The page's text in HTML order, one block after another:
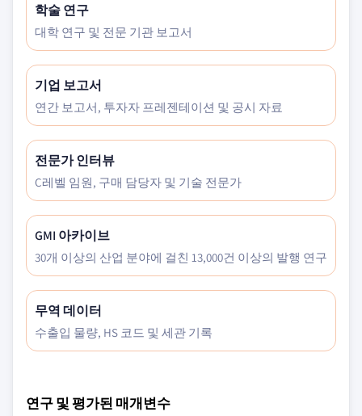
학술 연구
대학 연구 및 전문 기관 보고서
기업 보고서
연간 보고서, 투자자 프레젠테이션 및 공시 자료
전문가 인터뷰
C레벨 임원, 구매 담당자 및 기술 전문가
GMI 아카이브
30개 이상의 산업 분야에 걸친 13,000건 이상의 발행 연구
무역 데이터
수출입 물량, HS 코드 및 세관 기록
연구 및 평가된 매개변수